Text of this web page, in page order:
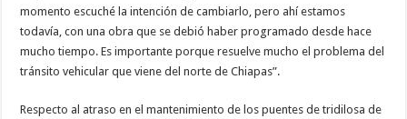
momento escuché la intención de cambiarlo, pero ahí estamos
todavía, con una obra que se debió haber programado desde hace
mucho tiempo. Es importante porque resuelve mucho el problema del
tránsito vehicular que viene del norte de Chiapas”.
Respecto al atraso en el mantenimiento de los puentes de tridilosa de